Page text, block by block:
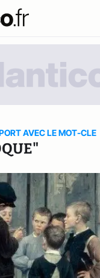
AVEC LE MOT-CLE